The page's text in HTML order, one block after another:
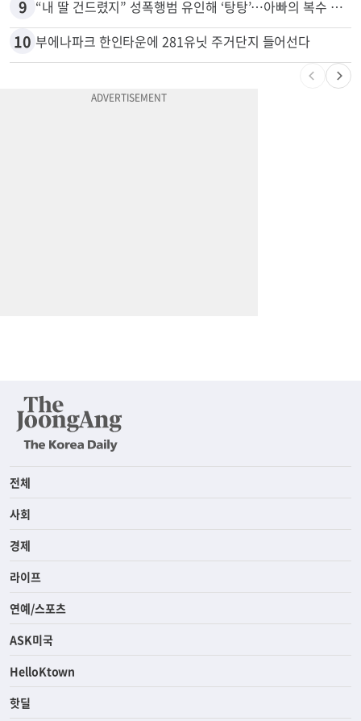
8 계좌만 열어도 최대 5000불…체킹 보너스 무한 경쟁
9
부에나파크 한인타운에 281유닛 주거단지 들어선다
전체
사회
경제
라이프
연예/스포츠
ASK미국
HelloKtown